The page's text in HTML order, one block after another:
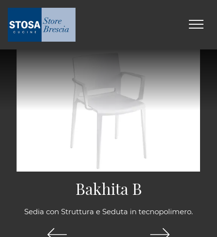
Sedia con Struttura e Seduta in tecnopolimero.
Bakhita B